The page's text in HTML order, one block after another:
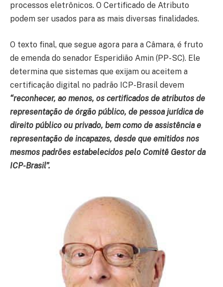
processos eletrônicos. O Certificado de Atributo
podem ser usados para as mais diversas finalidades.
O texto final, que segue agora para a Câmara, é fruto
de emenda do senador Esperidião Amin (PP-SC). Ele
determina que sistemas que exijam ou aceitem a
certificação digital no padrão ICP-Brasil devem
“reconhecer, ao menos, os certificados de atributos de
representação de órgão público, de pessoa jurídica de
direito público ou privado, bem como de assistência e
representação de incapazes, desde que emitidos nos
mesmos padrões estabelecidos pelo Comitê Gestor da
ICP-Brasil”.